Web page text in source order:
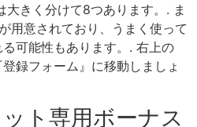
きく分けて8つあります。. ま
用意されており、うまく使って
可能性もあります。. 右上の
録フォーム』に移動しましょ
ト専用ボーナス